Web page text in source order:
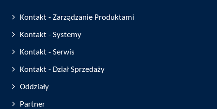
Kontakt - Zarządzanie Produktami
Kontakt - Systemy
Kontakt - Serwis
Kontakt - Dział Sprzedaży
Oddziały
Partner